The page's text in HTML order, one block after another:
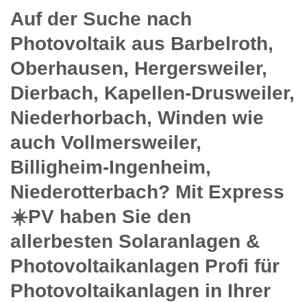
Auf der Suche nach
Photovoltaik aus Barbelroth,
Oberhausen, Hergersweiler,
Dierbach, Kapellen-Drusweiler,
Niederhorbach, Winden wie
auch Vollmersweiler,
Billigheim-Ingenheim,
Niederotterbach? Mit Express
☀️PV️ haben Sie den
allerbesten Solaranlagen &
Photovoltaikanlagen Profi für
Photovoltaikanlagen in Ihrer